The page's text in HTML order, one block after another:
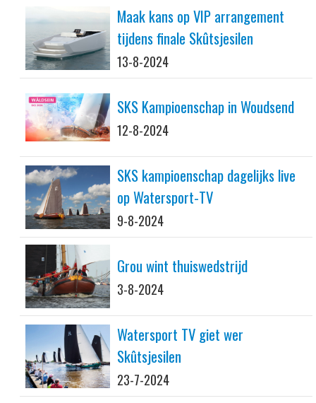
Maak kans op VIP arrangement
tijdens finale Skûtsjesilen
13-8-2024
SKS Kampioenschap in Woudsend
12-8-2024
SKS kampioenschap dagelijks live
op Watersport-TV
9-8-2024
Grou wint thuiswedstrijd
3-8-2024
Watersport TV giet wer
Skûtsjesilen
23-7-2024